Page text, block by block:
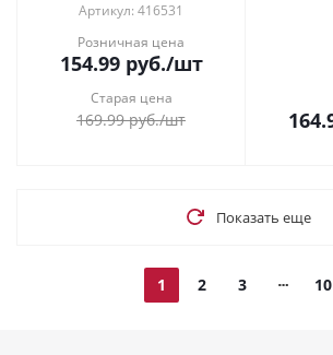
Артикул: 416531
Розничная цена
154.99руб./шт
Старая цена
169.99руб./шт
Показать еще
1 2 3 10